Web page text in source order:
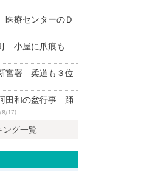
療センターのＤ
小屋に爪痕も
宮署 柔道も３位
田和の盆行事 踊
8/17)
ング一覧